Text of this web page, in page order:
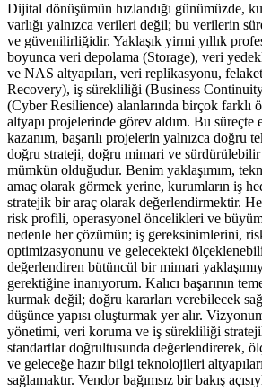
Dijital dönüşümün hızlandığı günümüzde,
varlığı yalnızca verileri değil; bu verilerin
ve güvenilirliğidir. Yaklaşık yirmi yıllık
boyunca veri depolama (Storage), veri
ve NAS altyapıları, veri replikasyonu,
Recovery), iş sürekliliği (Business
(Cyber Resilience) alanlarında birçok farklı
altyapı projelerinde görev aldım. Bu süreçte
kazanım, başarılı projelerin yalnızca doğru
doğru strateji, doğru mimari ve sürdürülebilir
mümkün olduğudur. Benim yaklaşımım,
amaç olarak görmek yerine, kurumların iş
stratejik bir araç olarak değerlendirmektir.
risk profili, operasyonel öncelikleri ve
nedenle her çözümün; iş gereksinimlerini,
optimizasyonunu ve gelecekteki
değerlendiren bütüncül bir mimari
gerektiğine inanıyorum. Kalıcı başarının
kurmak değil; doğru kararları verebilecek
düşünce yapısı oluşturmak yer alır.
yönetimi, veri koruma ve iş sürekliliği
standartlar doğrultusunda değerlendirerek,
ve geleceğe hazır bilgi teknolojileri
sağlamaktır. Vendor bağımsız bir bakış